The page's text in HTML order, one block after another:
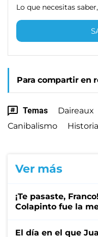
Lo que necesitas
Para compartir en
Temas Daireaux
Canibalismo
Ver más
¡Te pasaste,
Colapinto fue la
El día en el que